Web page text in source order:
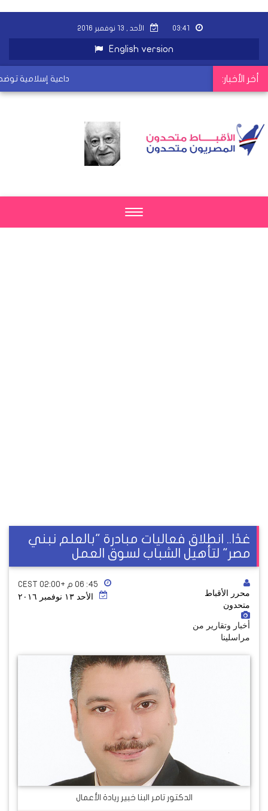
٠٣:٤١ الأحد , ١٣ نوفمبر ٢٠١٦
English version
أخر الأخبار: داعية إسلامية
Toggle
غدًا.. انطلاق فعاليات مبادرة "بالعلم نبني
مصر" لتأهيل الشباب لسوق العمل
محرر الأقباط
متحدون
أخبار وتقارير من
مراسلينا
٤٥: ٠٦ م +02:00 CEST
الأحد ١٣ نوفمبر ٢٠١٦
الدكتور تامر البنا خبير ريادة الأعمال